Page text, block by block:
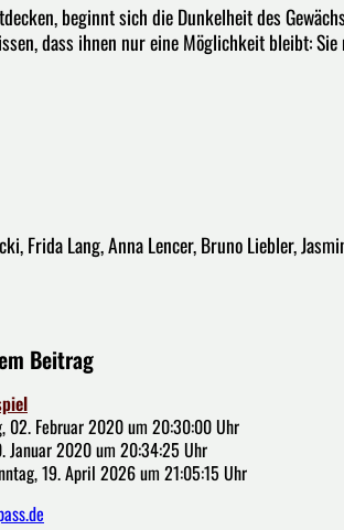
beginnt sich die Dunkelheit des
dass ihnen nur eine Möglichkeit bleibt:
Frida Lang, Anna Lencer, Bruno Liebler,
Beitrag
02. Februar 2020 um 20:30:00 Uhr
Januar 2020 um 20:34:25 Uhr
19. April 2026 um 21:05:15 Uhr